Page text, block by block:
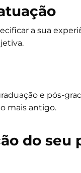
a sua
e pós-
mais antigo.
do seu